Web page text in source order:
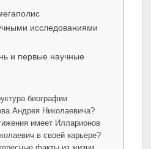
исследованиями
и первые научные
биографии
Андрея Николаевича?
имеет Илларионов
в своей карьере?